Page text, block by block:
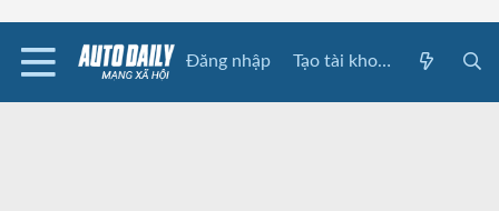
Đăng nhập Tạo tài khoản